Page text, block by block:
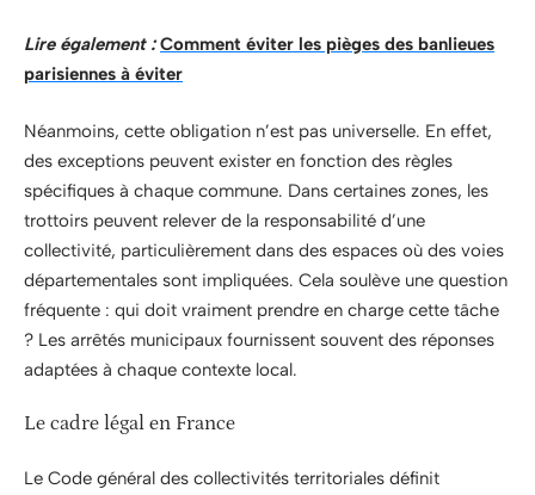
Lire également : Comment éviter les pièges des banlieues
parisiennes à éviter
Néanmoins, cette obligation n’est pas universelle. En effet,
des exceptions peuvent exister en fonction des règles
spécifiques à chaque commune. Dans certaines zones, les
trottoirs peuvent relever de la responsabilité d’une
collectivité, particulièrement dans des espaces où des voies
départementales sont impliquées. Cela soulève une question
fréquente : qui doit vraiment prendre en charge cette tâche
? Les arrêtés municipaux fournissent souvent des réponses
adaptées à chaque contexte local.
Le cadre légal en France
Le Code général des collectivités territoriales définit